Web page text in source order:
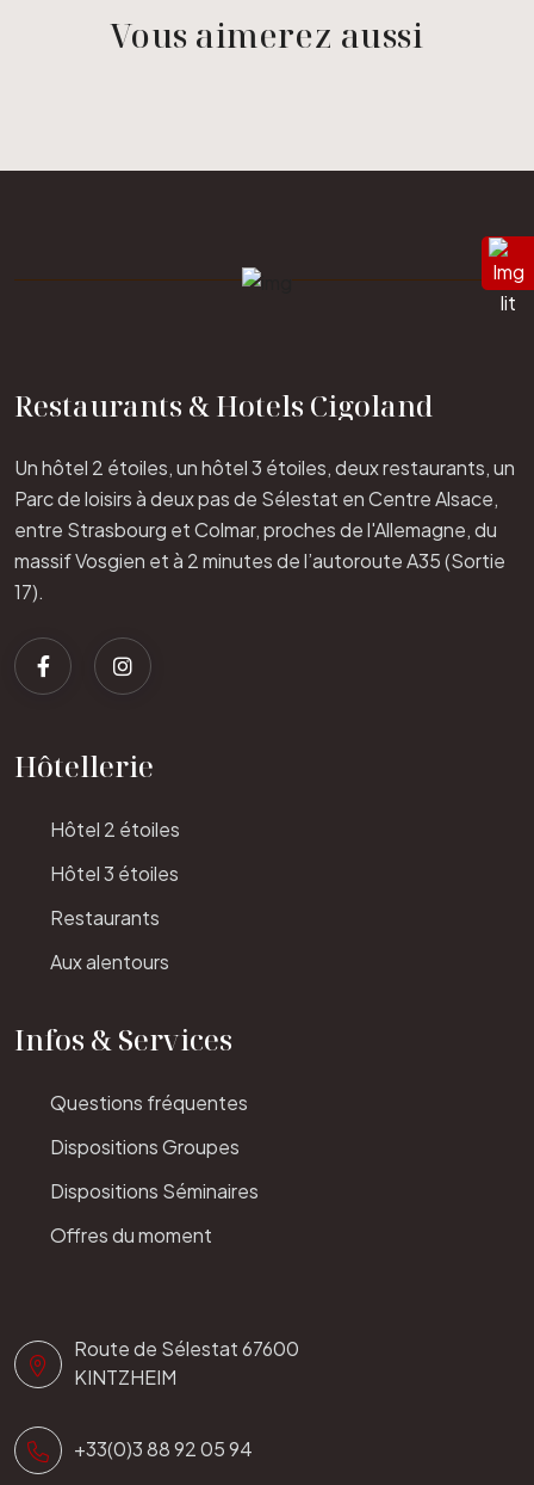
Vous aimerez aussi
Restaurants & Hotels Cigoland
Un hôtel 2 étoiles, un hôtel 3 étoiles, deux restaurants, un
Parc de loisirs à deux pas de Sélestat en Centre Alsace,
entre Strasbourg et Colmar, proches de l'Allemagne, du
massif Vosgien et à 2 minutes de l’autoroute A35 (Sortie
17).
Hôtellerie
Hôtel 2 étoiles
Hôtel 3 étoiles
Restaurants
Aux alentours
Infos & Services
Questions fréquentes
Dispositions Groupes
Dispositions Séminaires
Offres du moment
Route de Sélestat 67600
KINTZHEIM
+33(0)3 88 92 05 94